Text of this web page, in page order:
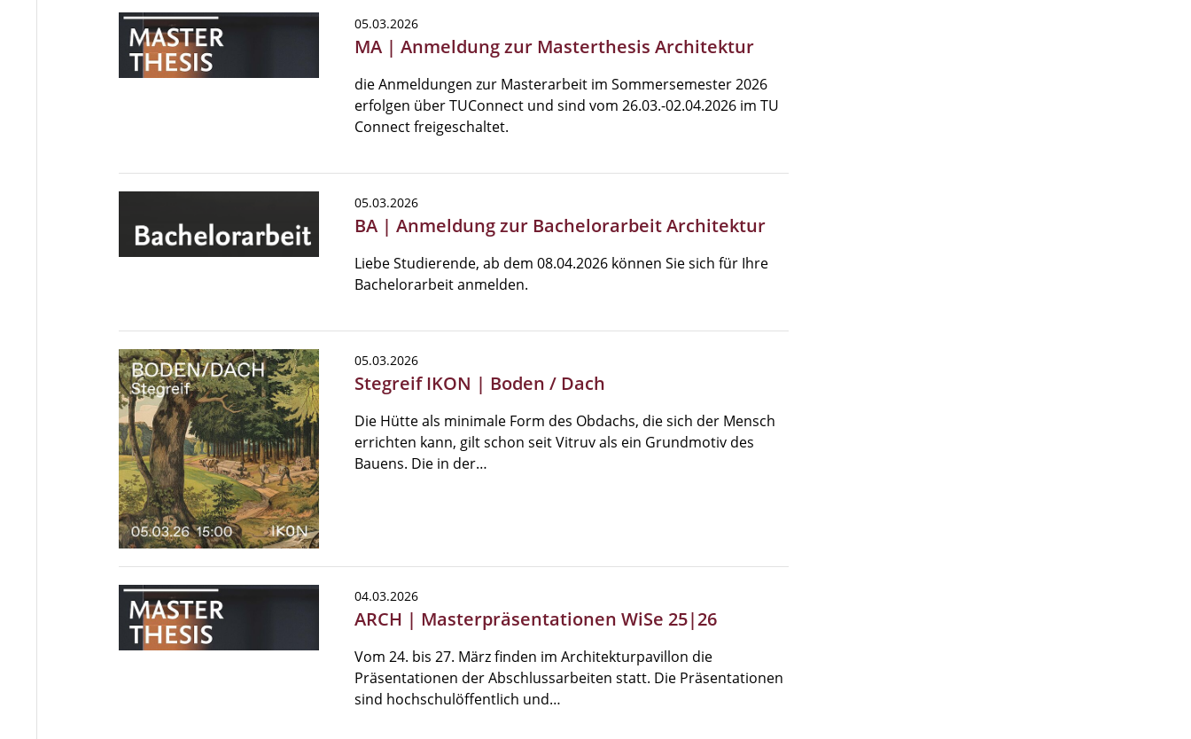
05.03.2026
MA | Anmeldung zur Masterthesis Architektur
die Anmeldungen zur Masterarbeit im Sommersemester 2026
erfolgen über TUConnect und sind vom 26.03.-02.04.2026 im TU
Connect freigeschaltet.
05.03.2026
BA | Anmeldung zur Bachelorarbeit Architektur
Liebe Studierende, ab dem 08.04.2026 können Sie sich für Ihre
Bachelorarbeit anmelden.
05.03.2026
Stegreif IKON | Boden / Dach
Die Hütte als minimale Form des Obdachs, die sich der Mensch
errichten kann, gilt schon seit Vitruv als ein Grundmotiv des
Bauens. Die in der…
04.03.2026
ARCH | Masterpräsentationen WiSe 25|26
Vom 24. bis 27. März finden im Architekturpavillon die
Präsentationen der Abschlussarbeiten statt. Die Präsentationen
sind hochschulöffentlich und…